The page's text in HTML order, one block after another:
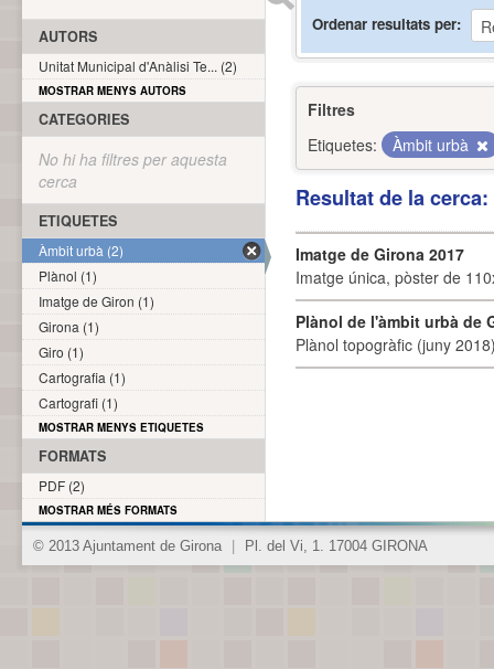
Ordenar resultats per
Filtres
Etiquetes:
Àmbit urbà
Resultat de la
Imatge de Girona 2017
Imatge única, pòster de
Plànol de l'àmbit urbà de
Plànol topogràfic (juny
AUTORS
Unitat Municipal d'Anàlisi Te... (2)
MOSTRAR MENYS AUTORS
CATEGORIES
No hi ha filtres per aquesta
cerca
ETIQUETES
Àmbit urbà (2)
Plànol (1)
Imatge de Giron (1)
Girona (1)
Giro (1)
Cartografia (1)
Cartografi (1)
MOSTRAR MENYS ETIQUETES
FORMATS
PDF (2)
MOSTRAR MÉS FORMATS
© 2013 Ajuntament de Girona Pl. del Vi, 1. 17004 GIRONA